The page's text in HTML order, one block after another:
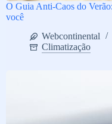
O Guia Anti-Caos do
você
Webcontinental
Climatização